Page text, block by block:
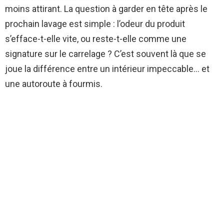
moins attirant. La question à garder en tête après le
prochain lavage est simple : l’odeur du produit
s’efface-t-elle vite, ou reste-t-elle comme une
signature sur le carrelage ? C’est souvent là que se
joue la différence entre un intérieur impeccable… et
une autoroute à fourmis.